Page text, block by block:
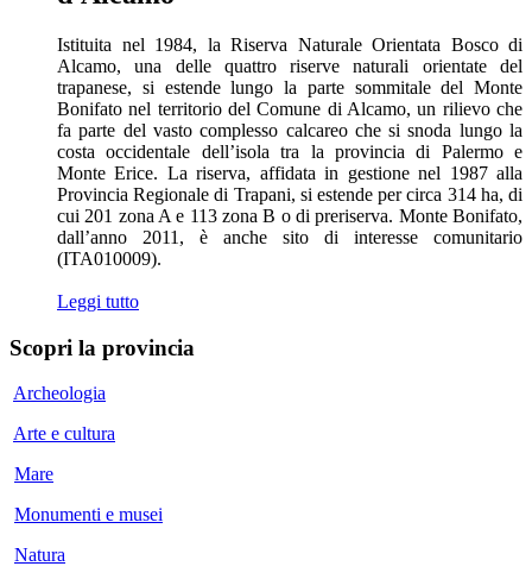
Istituita nel 1984, la Riserva Naturale Orientata Bosco di
Alcamo, una delle quattro riserve naturali orientate del
trapanese, si estende lungo la parte sommitale del Monte
Bonifato nel territorio del Comune di Alcamo, un rilievo che
fa parte del vasto complesso calcareo che si snoda lungo la
costa occidentale dell’isola tra la provincia di Palermo e
Monte Erice. La riserva, affidata in gestione nel 1987 alla
Provincia Regionale di Trapani, si estende per circa 314 ha, di
cui 201 zona A e 113 zona B o di preriserva. Monte Bonifato,
dall’anno 2011, è anche sito di interesse comunitario
(ITA010009).
Leggi tutto
Scopri la provincia
Archeologia
Arte e cultura
Mare
Monumenti e musei
Natura